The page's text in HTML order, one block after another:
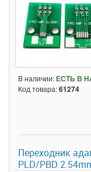
В наличии:ЕСТЬ В
Код товара:61274
Переходник
PLD/PBD